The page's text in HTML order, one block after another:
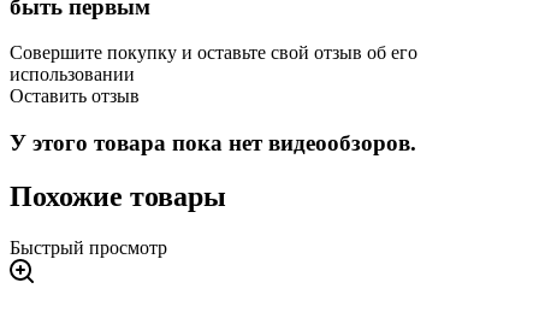
быть первым
Совершите покупку и оставьте свой отзыв об его
использовании
Оставить отзыв
У этого товара пока нет видеообзоров.
Похожие товары
Быстрый просмотр